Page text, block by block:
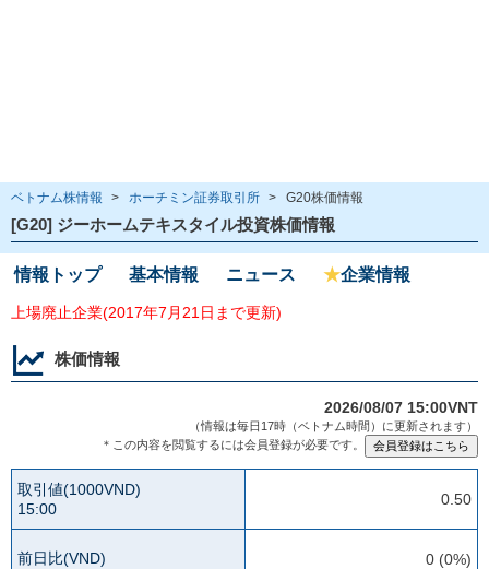
ベトナム株情報 > ホーチミン証券取引所 > G20株価情報
[G20] ジーホームテキスタイル投資株価情報
情報トップ 基本情報 ニュース ★企業情報
上場廃止企業(2017年7月21日まで更新)
株価情報
2026/08/07 15:00VNT
（情報は毎日17時（ベトナム時間）に更新されます）
＊この内容を閲覧するには会員登録が必要です。
取引値(1000VND)
15:00
0.50
前日比(VND) 0 (0%)